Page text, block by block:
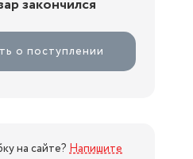
закончился
о поступлении
на сайте?Напишите